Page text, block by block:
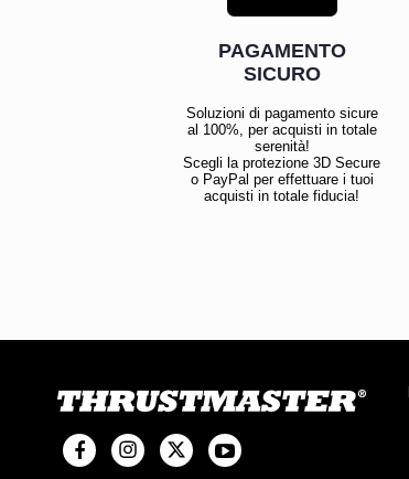
PAGAMENTO
SICURO
Soluzioni di pagamento sicure
al 100%, per acquisti in totale
serenità!
Scegli la protezione 3D Secure
o PayPal per effettuare i tuoi
acquisti in totale fiducia!